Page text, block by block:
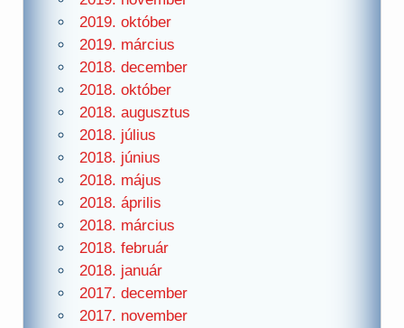
2019. október
2019. március
2018. december
2018. október
2018. augusztus
2018. július
2018. június
2018. május
2018. április
2018. március
2018. február
2018. január
2017. december
2017. november